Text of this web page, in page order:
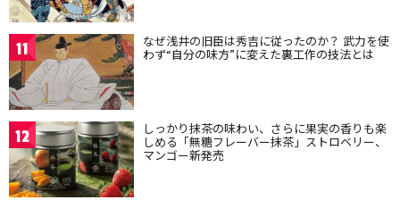
11 なぜ浅井の旧臣は秀吉に従ったのか？ 武力を使
わず“自分の味方”に変えた裏工作の技法とは
12 しっかり抹茶の味わい、さらに果実の香りも楽
しめる「無糖フレーバー抹茶」ストロベリー、
マンゴー新発売